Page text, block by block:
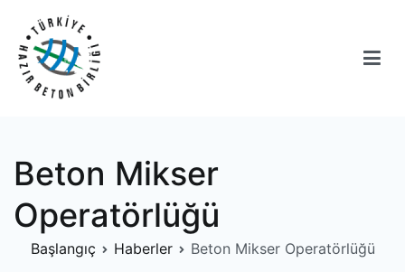
Beton Mikser
Operatörlüğü
Başlangıç Haberler Beton Mikser Operatörlüğü